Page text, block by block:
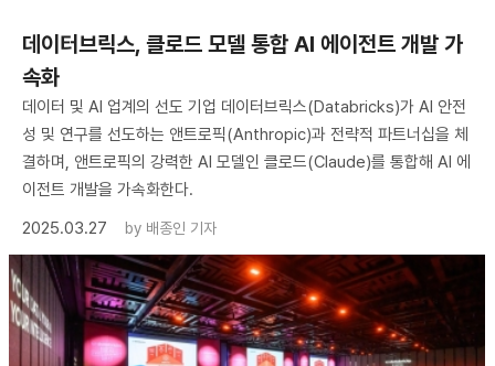
데이터브릭스, 클로드 모델 통합 AI 에이전트 개발 가
속화
데이터 및 AI 업계의 선도 기업 데이터브릭스(Databricks)가 AI 안전
성 및 연구를 선도하는 앤트로픽(Anthropic)과 전략적 파트너십을 체
결하며, 앤트로픽의 강력한 AI 모델인 클로드(Claude)를 통합해 AI 에
이전트 개발을 가속화한다.
2025.03.27
by 배종인 기자